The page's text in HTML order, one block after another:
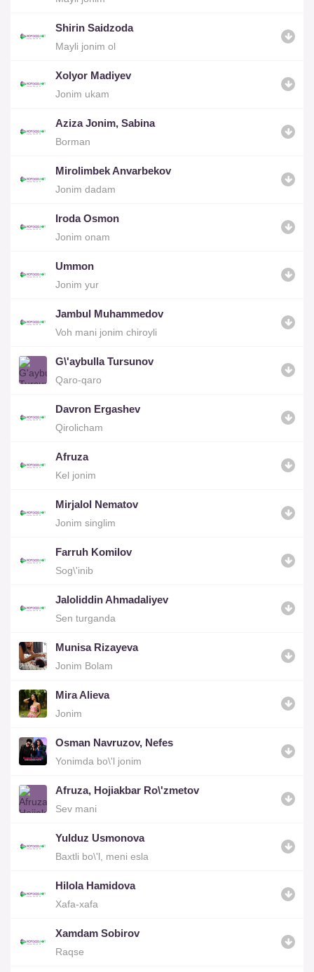
Shirin Saidzoda
Mayli jonim ol
Xolyor Madiyev
Jonim ukam
Aziza Jonim, Sabina
Borman
Mirolimbek Anvarbekov
Jonim dadam
Iroda Osmon
Jonim onam
Ummon
Jonim yur
Jambul Muhammedov
Voh mani jonim chiroyli
G\'aybulla Tursunov
Qaro-qaro
Davron Ergashev
Qirolicham
Afruza
Kel jonim
Mirjalol Nematov
Jonim singlim
Farruh Komilov
Sog\'inib
Jaloliddin Ahmadaliyev
Sen turganda
Munisa Rizayeva
Jonim Bolam
Mira Alieva
Jonim
Osman Navruzov, Nefes
Yonimda bo\'l jonim
Afruza, Hojiakbar Ro\'zmetov
Sev mani
Yulduz Usmonova
Baxtli bo\'l, meni esla
Hilola Hamidova
Xafa-xafa
Xamdam Sobirov
Raqse